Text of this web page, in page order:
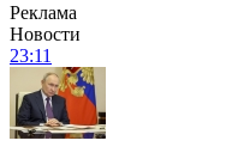
Реклама
Новости
23:11